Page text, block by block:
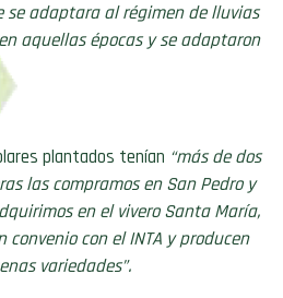
adaptara al régimen de lluvias
aquellas épocas y se adaptaron
plantados tenían “más de dos
las compramos en San Pedro y
en el vivero Santa María,
convenio con el INTA y producen
variedades”.